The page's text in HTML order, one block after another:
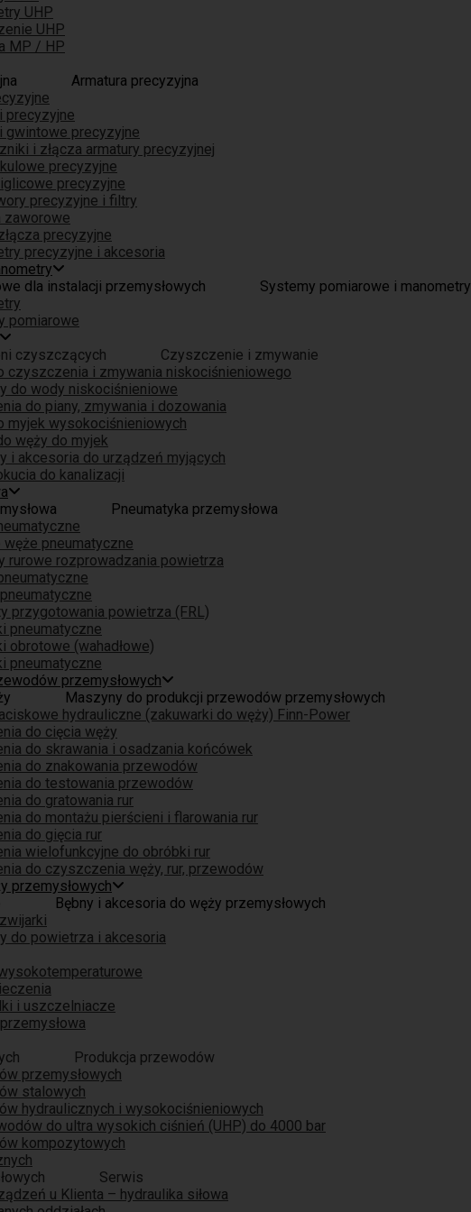
UHP
UHP
MP / HP
Armatura precyzyjna
precyzyjne
gwintowe precyzyjne
i złącza armatury precyzyjnej
precyzyjne
precyzyjne
precyzyjne i filtry
zaworowe
precyzyjne
precyzyjne i akcesoria
Systemy pomiarowe i manometry
pomiarowe
Czyszczenie i zmywanie
czyszczenia i zmywania niskociśnieniowego
do wody niskociśnieniowe
do piany, zmywania i dozowania
myjek wysokociśnieniowych
węży do myjek
i akcesoria do urządzeń myjących
do kanalizacji
Pneumatyka przemysłowa
węże pneumatyczne
rurowe rozprowadzania powietrza
przygotowania powietrza (FRL)
pneumatyczne
obrotowe (wahadłowe)
pneumatyczne
przemysłowych
Maszyny do produkcji przewodów przemysłowych
hydrauliczne (zakuwarki do węży) Finn-Power
do cięcia węży
do skrawania i osadzania końcówek
do znakowania przewodów
do testowania przewodów
do gratowania rur
do montażu pierścieni i flarowania rur
do gięcia rur
wielofunkcyjne do obróbki rur
do czyszczenia węży, rur, przewodów
przemysłowych
Bębny i akcesoria do węży przemysłowych
do powietrza i akcesoria
i uszczelniacze
Produkcja przewodów
przemysłowych
stalowych
hydraulicznych i wysokociśnieniowych
do ultra wysokich ciśnień (UHP) do 4000 bar
kompozytowych
Serwis
u Klienta – hydraulika siłowa